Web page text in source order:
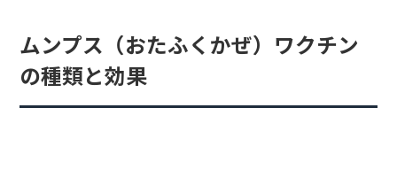
ムンプス（おたふくかぜ）ワクチン
の種類と効果